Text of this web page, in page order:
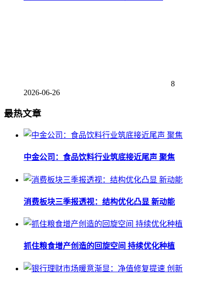
8
2026-06-26
最热文章
中金公司：食品饮料行业筑底接近尾声 聚焦
消费板块三季报透视：结构优化凸显 新动能
抓住粮食增产创造的回旋空间 持续优化种植